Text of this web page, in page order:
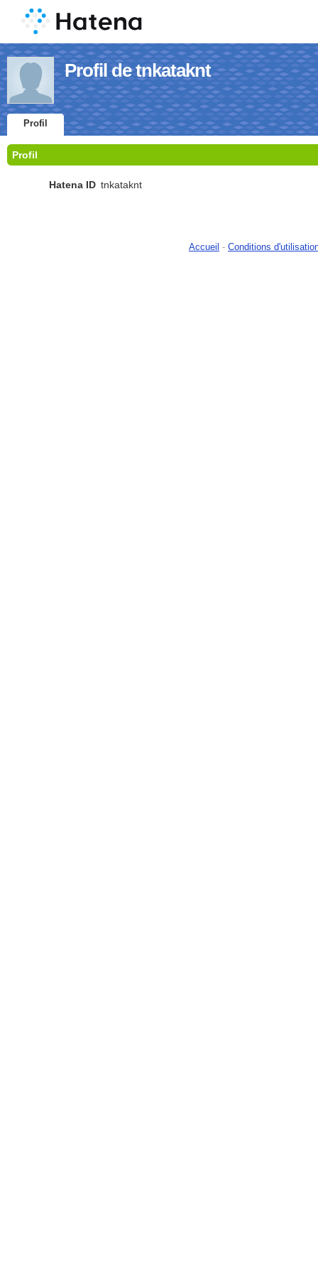
Profil de tnkataknt
Profil
Profil
Hatena ID tnkataknt
Accueil - Conditions